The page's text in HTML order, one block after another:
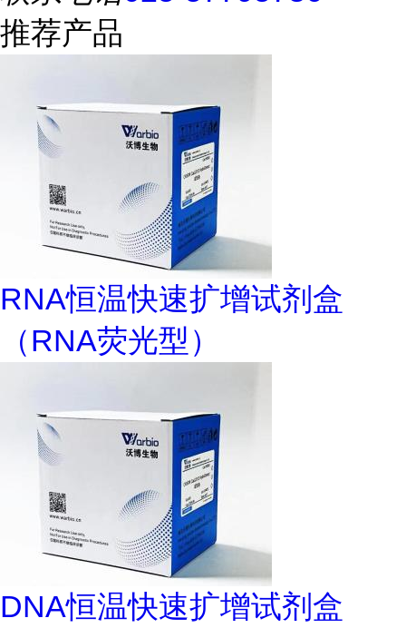
推荐产品
RNA恒温快速扩增试剂盒
（RNA荧光型）
DNA恒温快速扩增试剂盒